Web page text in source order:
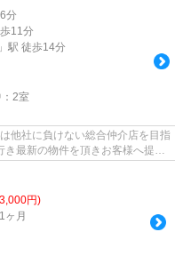
分
11分
」駅 徒歩14分
2室
他社に負けない総合仲介店を目指
き最新の物件を頂きお客様へ提供
円)
ヶ月